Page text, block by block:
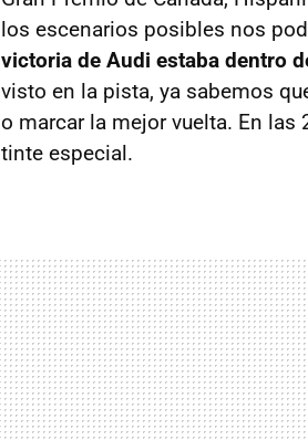
los escenarios posibles nos
victoria de Audi estaba dentro
visto en la pista, ya sabemos
o marcar la mejor vuelta. En
tinte especial.